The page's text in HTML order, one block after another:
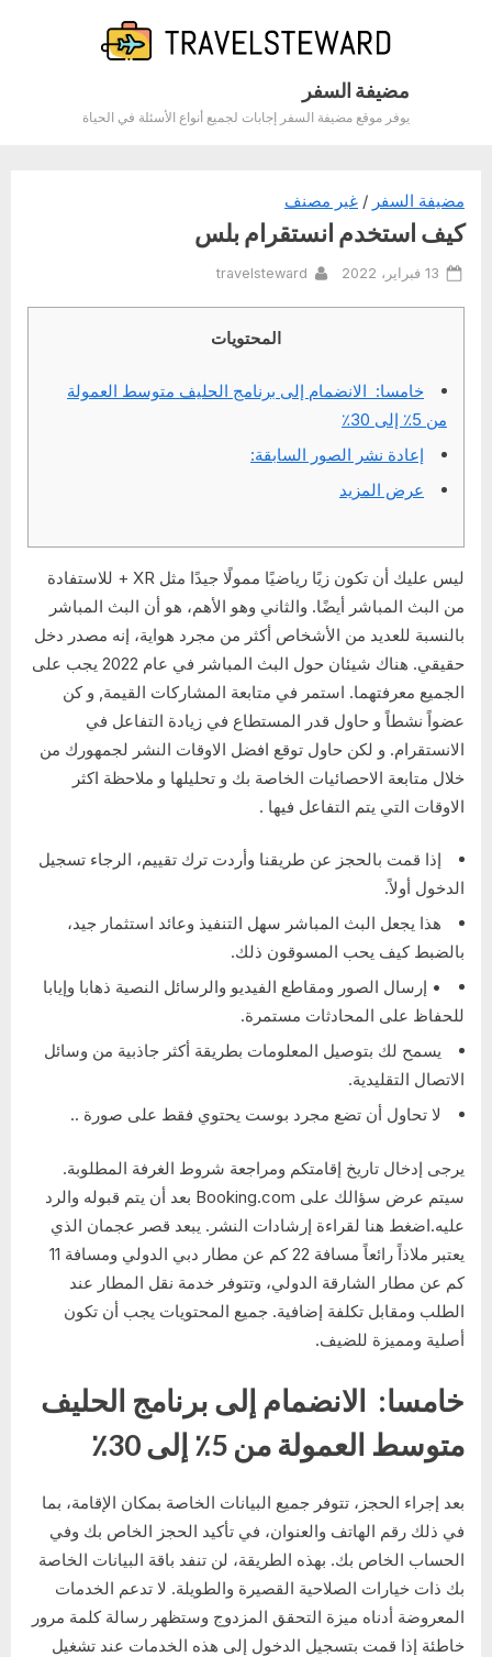
مضيفة السفر
يوفر موقع مضيفة السفر إجابات لجميع أنواع الأسئلة في الحياة
مضيفة السفر / غير مصنف
كيف استخدم انستقرام بلس
Posted
13 فبراير، 2022 By
travelsteward
المحتويات
خامسا: الانضمام إلى برنامج الحليف متوسط ​​العمولة
من 5٪ إلى 30٪
إعادة نشر الصور السابقة:
عرض المزيد
ليس عليك أن تكون زيًا رياضيًا ممولًا جيدًا مثل XR + للاستفادة
من البث المباشر أيضًا. والثاني وهو الأهم، هو أن البث المباشر
بالنسبة للعديد من الأشخاص أكثر من مجرد هواية، إنه مصدر دخل
حقيقي. هناك شيئان حول البث المباشر في عام 2022 يجب على
الجميع معرفتهما. استمر في متابعة المشاركات القيمة, و كن
عضواً نشطاً و حاول قدر المستطاع في زيادة التفاعل في
الانستقرام. و لكن حاول توقع افضل الاوقات النشر لجمهورك من
خلال متابعة الاحصائيات الخاصة بك و تحليلها و ملاحظة اكثر
الاوقات التي يتم التفاعل فيها .
إذا قمت بالحجز عن طريقنا وأردت ترك تقييم، الرجاء تسجيل
الدخول أولاً.
هذا يجعل البث المباشر سهل التنفيذ وعائد استثمار جيد،
بالضبط كيف يحب المسوقون ذلك.
• إرسال الصور ومقاطع الفيديو والرسائل النصية ذهابا وإيابا
للحفاظ على المحادثات مستمرة.
يسمح لك بتوصيل المعلومات بطريقة أكثر جاذبية من وسائل
الاتصال التقليدية.
لا تحاول أن تضع مجرد بوست يحتوي فقط على صورة ..
يرجى إدخال تاريخ إقامتكم ومراجعة شروط الغرفة المطلوبة.
سيتم عرض سؤالك على Booking.com بعد أن يتم قبوله والرد
عليه.اضغط هنا لقراءة إرشادات النشر. يبعد قصر عجمان الذي
يعتبر ملاذاً رائعاً مسافة 22 كم عن مطار دبي الدولي ومسافة 11
كم عن مطار الشارقة الدولي، وتتوفر خدمة نقل المطار عند
الطلب ومقابل تكلفة إضافية. جميع المحتويات يجب أن تكون
أصلية ومميزة للضيف.
خامسا: الانضمام إلى برنامج الحليف
متوسط ​​العمولة من 5٪ إلى 30٪
بعد إجراء الحجز، تتوفر جميع البيانات الخاصة بمكان الإقامة، بما
في ذلك رقم الهاتف والعنوان، في تأكيد الحجز الخاص بك وفي
الحساب الخاص بك. بهذه الطريقة، لن تنفد باقة البيانات الخاصة
بك ذات خيارات الصلاحية القصيرة والطويلة. لا تدعم الخدمات
المعروضة أدناه ميزة التحقق المزدوج وستظهر رسالة كلمة مرور
خاطئة إذا قمت بتسجيل الدخول إلى هذه الخدمات عند تشغيل